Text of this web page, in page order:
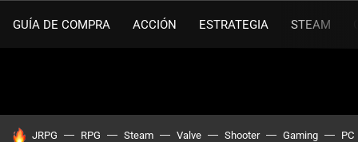
GUÍA DE COMPRA ACCIÓN ESTRATEGIA STEAM
HOY SE HABLA DE
JRPG RPG Steam Valve Shooter Gaming PC